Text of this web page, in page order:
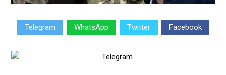
Telegram WhatsApp Twitter Facebook